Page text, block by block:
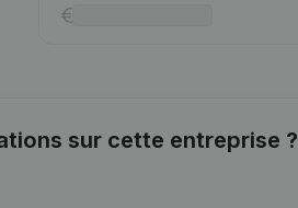
sur cette entreprise ?